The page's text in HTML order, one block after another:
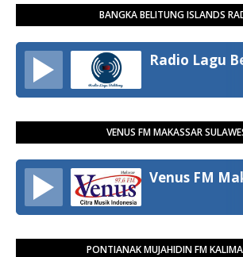
BANGKA BELITUNG ISLANDS
Radio Lagu
VENUS FM MAKASSAR
Venus FM
PONTIANAK MUJAHIDIN FM